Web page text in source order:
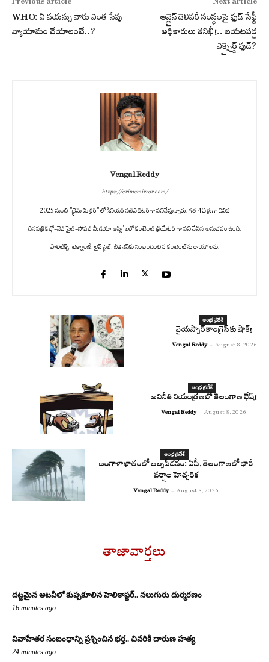
Previous article
WHO: ఏ వయస్సు వారు ఎంత సేపు
వ్యాయామం చేయాలంటే..?
Next article
ఆన్లైన్ డెలివరీ సంస్థలపై ఫుడ్ సేఫ్టీ
అధికారులు తనిఖీ!.. బయటపడ్డ
ఎక్స్పైర్డ్ ఫుడ్?
Vengal Reddy
https://crimemirror.com/
2025 నుంచి "క్రైమ్ మిర్రర్" లో సీనియర్ సబ్‌ఎడిటర్‌గా పనిచేస్తున్నారు. గత 4 ఏళ్లుగా వివిధ
దినపత్రికల్లో-వెబ్ సైట్-సోషల్ మీడియా ఆప్స్' లలో కంటెంట్ క్రియేటర్ గా పని చేసిన అనుభవం ఉంది.
పాలిటిక్స్‌, టెక్నాలజీ, లైఫ్‌ స్టైల్‌, బిజినెస్‌కు సంబంధించిన కంటెంట్‌ను రాయగలను.
ఆంధ్ర ప్రదేశ్
వైయస్సార్ కాంగ్రెస్ కు షాక్!
Vengal Reddy - August 8, 2026
ఆంధ్ర ప్రదేశ్
అవినీతి నియంత్రణలో తెలంగాణ భేష్!
Vengal Reddy - August 8, 2026
ఆంధ్ర ప్రదేశ్
బంగాళాఖాతంలో అల్పపీడనం: ఏపీ, తెలంగాణలో భారీ
వర్షాల హెచ్చరిక
Vengal Reddy - August 8, 2026
తాజావార్తలు
దట్టమైన అటవీలో కుప్పకూలిన హెలికాప్టర్.. నలుగురు దుర్మరణం
16 minutes ago
వివాహేతర సంబంధాన్ని ప్రశ్నించిన భర్త.. చివరికి దారుణ హత్య
24 minutes ago